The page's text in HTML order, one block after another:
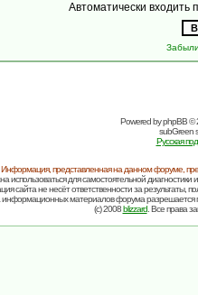
Автоматически
Powered byphpBB©
subGreen
Русская
Информация, представленная на данном форуме,
использоваться для самостоятельной
сайта не несёт ответственности за результаты,
информационных материалов форума разрешается
(c) 2008blizzard. Все права